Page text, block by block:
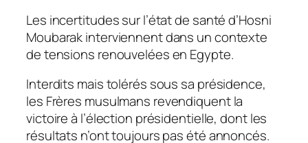
Les incertitudes sur l’état de santé d’Hosni
Moubarak interviennent dans un contexte
de tensions renouvelées en Egypte.
Interdits mais tolérés sous sa présidence,
les Frères musulmans revendiquent la
victoire à l’élection présidentielle, dont les
résultats n’ont toujours pas été annoncés.